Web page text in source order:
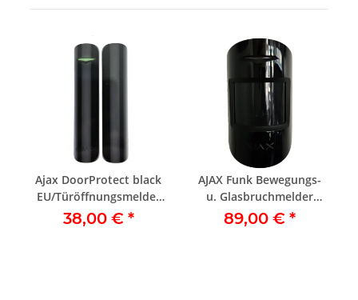
Ajax DoorProtect black
EU/Türöffnungsmelder
schwarz
38,00 € *
AJAX Funk Bewegungs-
u. Glasbruchmelder
CombiProtect
89,00 €*